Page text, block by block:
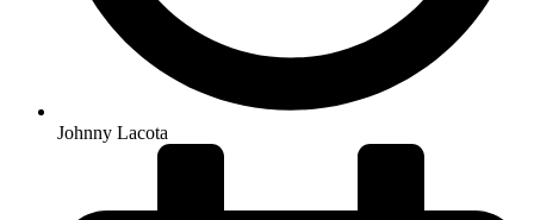
Johnny Lacota